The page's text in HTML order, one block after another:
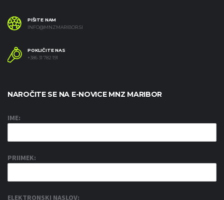
PIŠITE NAM
INFO@MNZMARIBOR.SI
POKLIČITE NAS
+386 31 782 191
NAROČITE SE NA E-NOVICE MNZ MARIBOR
IME:
PRIIMEK:
ELEKTRONSKI NASLOV: